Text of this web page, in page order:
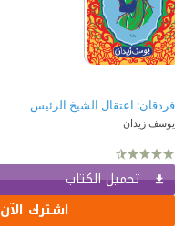
فردقان: اعتقال الشيخ الرئيس
يوسف زيدان
تحميل الكتاب
اشترك الآن